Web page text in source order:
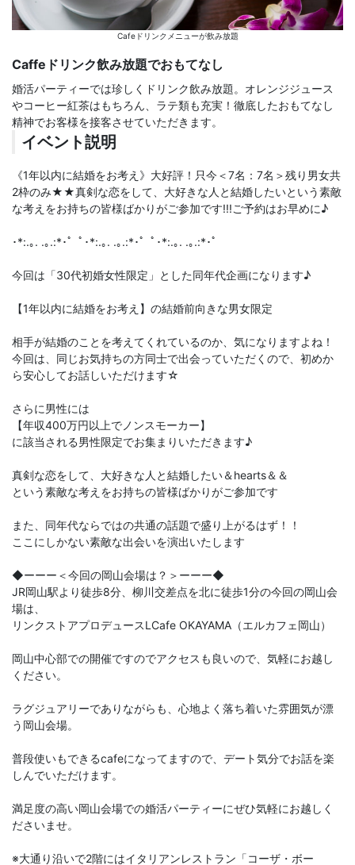
Cafeドリンクメニューが飲み放題
Caffeドリンク飲み放題でおもてなし
婚活パーティーでは珍しくドリンク飲み放題。オレンジジュース
やコーヒー紅茶はもちろん、ラテ類も充実！徹底したおもてなし
精神でお客様を接客させていただきます。
イベント説明
《1年以内に結婚をお考え》大好評！只今＜7名：7名＞残り男女共
2枠のみ★★真剣な恋をして、大好きな人と結婚したいという素敵
な考えをお持ちの皆様ばかりがご参加です!!!ご予約はお早めに♪
･*:.｡. .｡.:*･゜ﾟ･*:.｡. .｡.:*･゜ﾟ･*:.｡. .｡.:*･゜
今回は「30代初婚女性限定」とした同年代企画になります♪
【1年以内に結婚をお考え】の結婚前向きな男女限定
相手が結婚のことを考えてくれているのか、気になりますよね！
今回は、同じお気持ちの方同士で出会っていただくので、初めか
ら安心してお話しいただけます☆
さらに男性には
【年収400万円以上でノンスモーカー】
に該当される男性限定でお集まりいただきます♪
真剣な恋をして、大好きな人と結婚したい＆hearts＆＆
という素敵な考えをお持ちの皆様ばかりがご参加です
また、同年代ならではの共通の話題で盛り上がるはず！！
ここにしかない素敵な出会いを演出いたします
◆ーーー＜今回の岡山会場は？＞ーーー◆
JR岡山駅より徒歩8分、柳川交差点を北に徒歩1分の今回の岡山会
場は、
リンクストアプロデュースLCafe OKAYAMA（エルカフェ岡山）
岡山中心部での開催ですのでアクセスも良いので、気軽にお越し
ください。
ラグジュアリーでありながらも、心地よく落ち着いた雰囲気が漂
う岡山会場。
普段使いもできるcafeになってますので、デート気分でお話を楽
しんでいただけます。
満足度の高い岡山会場での婚活パーティーにぜひ気軽にお越しく
ださいませ。
※大通り沿いで2階にはイタリアンレストラン「コーザ・ボー